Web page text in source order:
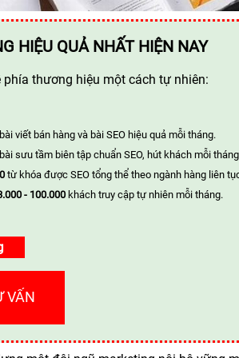
HIỆU QUẢ NHẤT HIỆN NAY
thương hiệu một cách tự nhiên:
bài viết bán hàng và bài SEO hiệu quả mỗi tháng.
bài sưu tầm biên tập chuẩn SEO, hút khách mỗi
từ khóa được SEO tổng thể theo ngành hàng liên
- 100.000khách truy cập tự nhiên mỗi tháng.
VẤN